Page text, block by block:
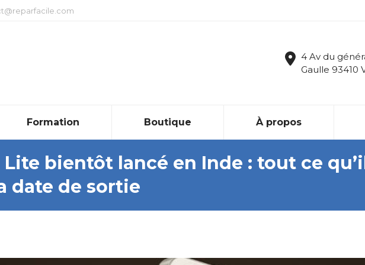
4 Av du
Gaulle 93410
Formation Boutique À propos
Lite bientôt lancé en Inde : tout ce
date de sortie